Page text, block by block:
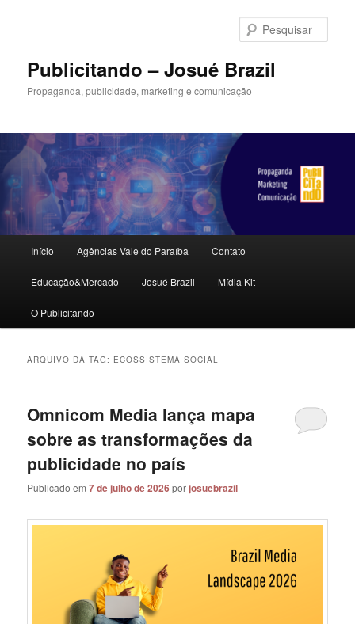
principal
secundárioPublicitando – Josué Brazil
Propaganda, publicidade, marketing e comunicação
principal
Início Agências Vale do Paraíba Contato
Educação&Mercado Josué Brazil Mídia Kit
O Publicitando
ARQUIVO DA TAG: ECOSSISTEMA SOCIAL
Omnicom Media lança mapa
sobre as transformações da
publicidade no país
Publicado em7 de julho de 2026porjosuebrazil